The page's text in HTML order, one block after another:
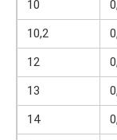
10
10,2
12
13
14